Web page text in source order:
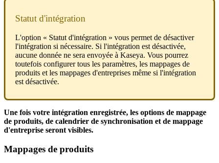
Statut d'intégration
L'option « Statut d'intégration » vous permet de désactiver
l'intégration si nécessaire. Si l'intégration est désactivée,
aucune donnée ne sera envoyée à Kaseya. Vous pourrez
toutefois configurer tous les paramètres, les mappages de
produits et les mappages d'entreprises même si l'intégration
est désactivée.
Une fois votre intégration enregistrée, les options de mappage
de produits, de calendrier de synchronisation et de mappage
d'entreprise seront visibles.
Mappages de produits